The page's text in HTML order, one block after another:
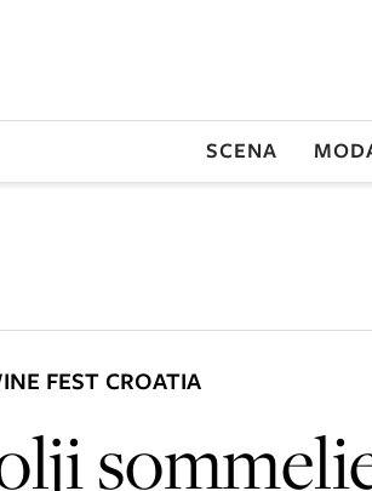
SCENA
FEST CROATIA